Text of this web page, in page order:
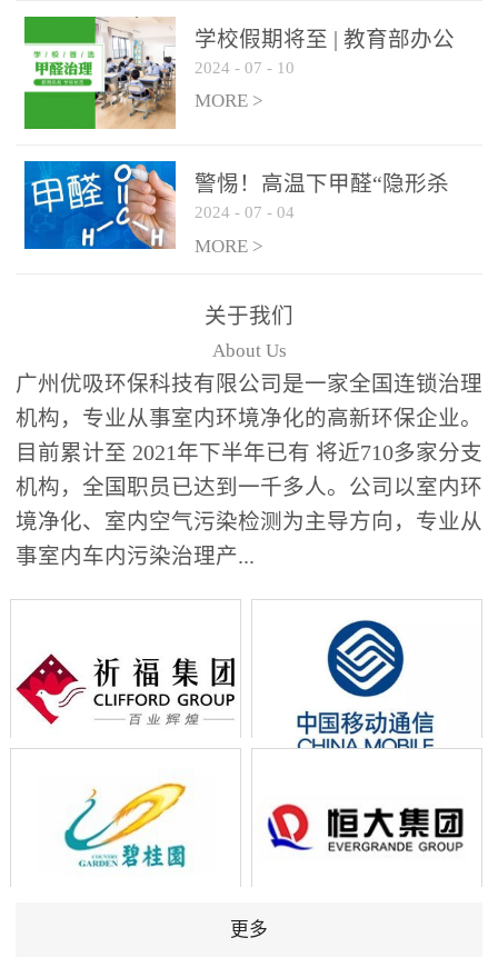
学校假期将至 | 教育部办公
厅关于加强学校新建校舍室
内空气质量管理通知
2024 - 07 - 10
MORE >
警惕！高温下甲醛“隐形杀
手”来袭，你的家安全吗？
2024 - 07 - 04
MORE >
关于我们
About Us
广州优吸环保科技有限公司是一家全国连锁治理
机构，专业从事室内环境净化的高新环保企业。
目前累计至 2021年下半年已有 将近710多家分支
机构，全国职员已达到一千多人。公司以室内环
境净化、室内空气污染检测为主导方向，专业从
事室内车内污染治理产...
更多